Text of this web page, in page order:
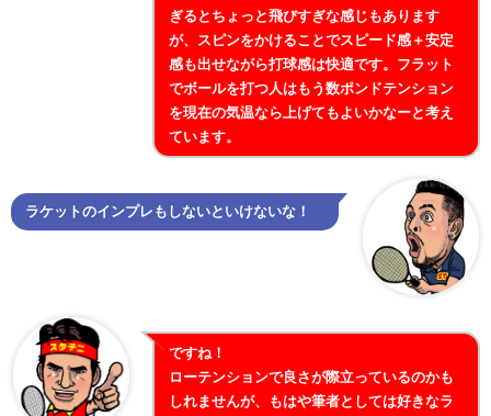
ぎるとちょっと飛びすぎな感じもあります
が、スピンをかけることでスピード感＋安定
感も出せながら打球感は快適です。フラット
でボールを打つ人はもう数ポンドテンション
を現在の気温なら上げてもよいかなーと考え
ています。
ラケットのインプレもしないといけないな！
ですね！
ローテンションで良さが際立っているのかも
しれませんが、もはや筆者としては好きなラ